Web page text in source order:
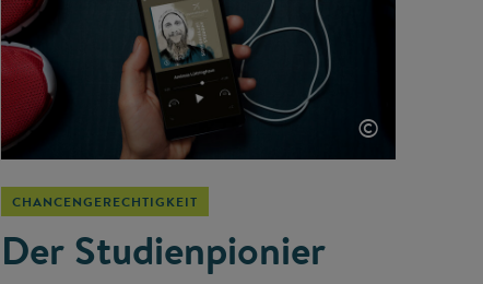
©
CHANCENGERECHTIGKEIT
Der Studienpionier